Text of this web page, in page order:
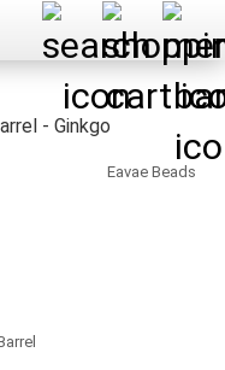
- Ginkgo
Eavae Beads